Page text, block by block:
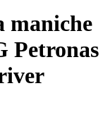
maniche
Petronas